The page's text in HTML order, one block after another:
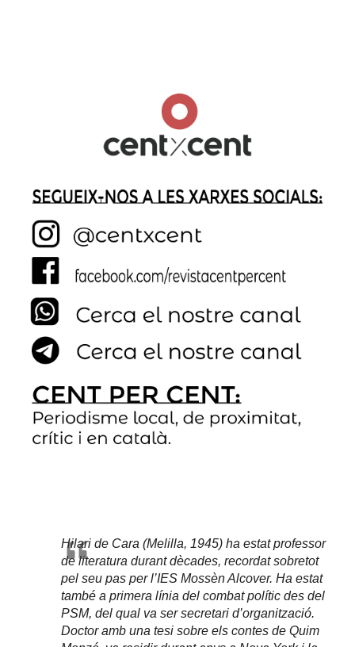
Hilari de Cara (Melilla, 1945) ha estat professor
de literatura durant dècades, recordat sobretot
pel seu pas per l’IES Mossèn Alcover. Ha estat
també a primera línia del combat polític des del
PSM, del qual va ser secretari d’organització.
Doctor amb una tesi sobre els contes de Quim